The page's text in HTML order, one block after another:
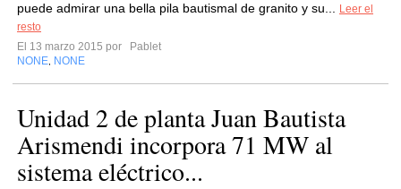
puede admirar una bella pila bautismal de granito y su...
Leer el
resto
El 13 marzo 2015 por
Pablet
NONE NONE
Unidad 2 de planta Juan Bautista
Arismendi incorpora 71 MW al
sistema eléctrico...